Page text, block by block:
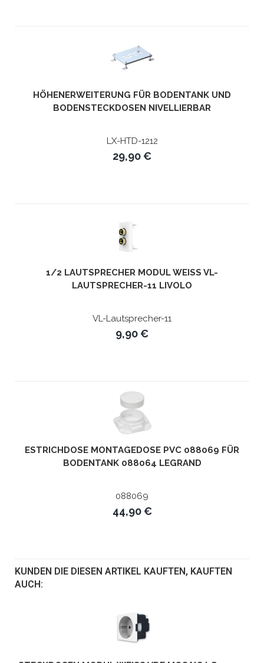
HÖHENERWEITERUNG FÜR BODENTANK UND
BODENSTECKDOSEN NIVELLIERBAR
LX-HTD-1212
29,90 €
1/2 LAUTSPRECHER MODUL WEISS VL-L
AUTSPRECHER-11 LIVOLO
VL-Lautsprecher-11
9,90 €
ESTRICHDOSE MONTAGEDOSE PVC 088069 FÜR
BODENTANK 088064 LEGRAND
088069
44,90 €
KUNDEN DIE DIESEN ARTIKEL KAUFTEN, KAUFTEN
AUCH: